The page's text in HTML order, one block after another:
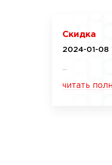
Скидка
2024-01-08
читать